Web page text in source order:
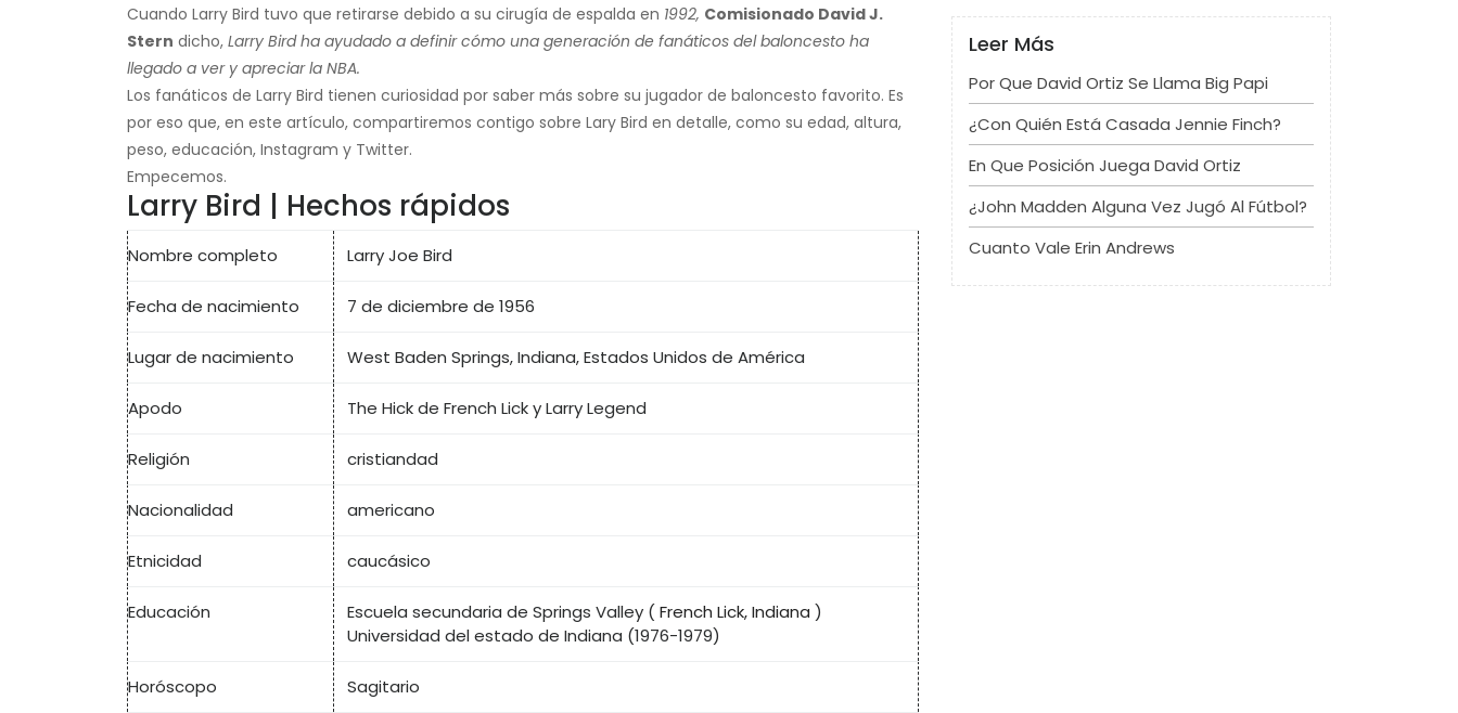
Cuando Larry Bird tuvo que retirarse debido a su cirugía de espalda en 1992, Comisionado David J.
Stern dicho, Larry Bird ha ayudado a definir cómo una generación de fanáticos del baloncesto ha
llegado a ver y apreciar la NBA.
Los fanáticos de Larry Bird tienen curiosidad por saber más sobre su jugador de baloncesto favorito. Es
por eso que, en este artículo, compartiremos contigo sobre Lary Bird en detalle, como su edad, altura,
peso, educación, Instagram y Twitter.
Empecemos.
Larry Bird | Hechos rápidos
Nombre completo Larry Joe Bird
Fecha de nacimiento 7 de diciembre de 1956
Lugar de nacimiento West Baden Springs, Indiana, Estados Unidos de América
Apodo The Hick de French Lick y Larry Legend
Religión cristiandad
Nacionalidad americano
Etnicidad caucásico
Educación Escuela secundaria de Springs Valley (French Lick, Indiana )
Universidad del estado de Indiana (1976-1979)
Horóscopo Sagitario
Leer Más
Por Que David Ortiz Se Llama Big Papi
¿Con Quién Está Casada Jennie Finch?
En Que Posición Juega David Ortiz
¿John Madden Alguna Vez Jugó Al Fútbol?
Cuanto Vale Erin Andrews